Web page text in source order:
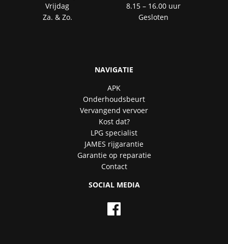
Vrijdag
8.15 – 16.00 uur
Za. & Zo.
Gesloten
NAVIGATIE
APK
Onderhoudsbeurt
Vervangend vervoer
Kost dat?
LPG specialist
JAMES rijgarantie
Garantie op reparatie
Contact
SOCIAL MEDIA